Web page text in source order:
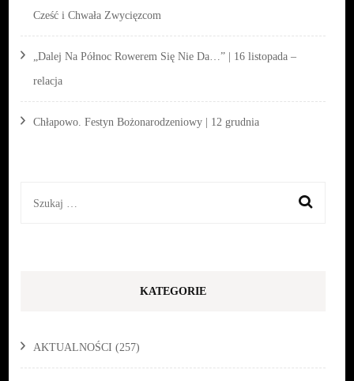
Cześć i Chwała Zwycięzcom
„Dalej Na Północ Rowerem Się Nie Da…” | 16 listopada –
relacja
Chłapowo. Festyn Bożonarodzeniowy | 12 grudnia
Szukaj:
KATEGORIE
AKTUALNOŚCI (257)